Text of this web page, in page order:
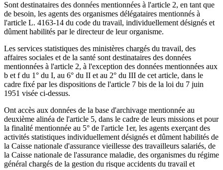
Sont destinataires des données mentionnées à l'article 2, en tant que
de besoin, les agents des organismes délégataires mentionnés à
l'article L. 4163-14 du code du travail, individuellement désignés et
dûment habilités par le directeur de leur organisme.
Les services statistiques des ministères chargés du travail, des
affaires sociales et de la santé sont destinataires des données
mentionnées à l'article 2, à l'exception des données mentionnées aux
b et f du 1° du I, au 6° du II et au 2° du III de cet article, dans le
cadre fixé par les dispositions de l'article 7 bis de la loi du 7 juin
1951 visée ci-dessus.
Ont accès aux données de la base d'archivage mentionnée au
deuxième alinéa de l'article 5, dans le cadre de leurs missions et pour
la finalité mentionnée au 5° de l'article 1er, les agents exerçant des
activités statistiques individuellement désignés et dûment habilités de
la Caisse nationale d'assurance vieillesse des travailleurs salariés, de
la Caisse nationale de l'assurance maladie, des organismes du régime
général chargés de la gestion du risque accidents du travail et